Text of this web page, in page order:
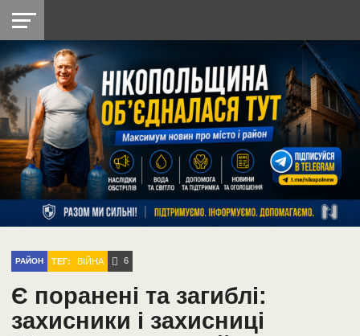
НІКОПОЛЬ
РАЙОН
СІЧЕСЛАВСЬКА
УКРАЇНА
РЕТРО
НІКОПОЛЬ
ЛАЙТ
УКРАЇНА
ДОПОМОГА
РАДІО
РАЙОН ТЕГ: ВІЙНА 6
Є поранені та загиблі:
захисники і захисниці